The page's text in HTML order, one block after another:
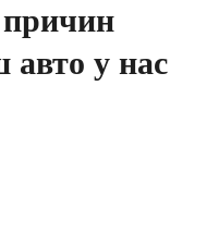
авто у нас